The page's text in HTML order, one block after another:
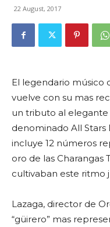
22 August, 2017
El legendario músico
vuelve con su mas
un tributo al
denominado All
incluye 12 números
oro de las Charangas
cultivaban este ritmo
Lazaga, director de
“güirero” mas